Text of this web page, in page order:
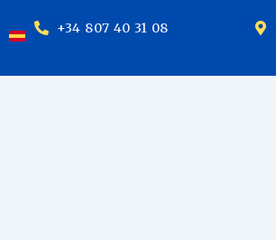
+34 807 40 31 08